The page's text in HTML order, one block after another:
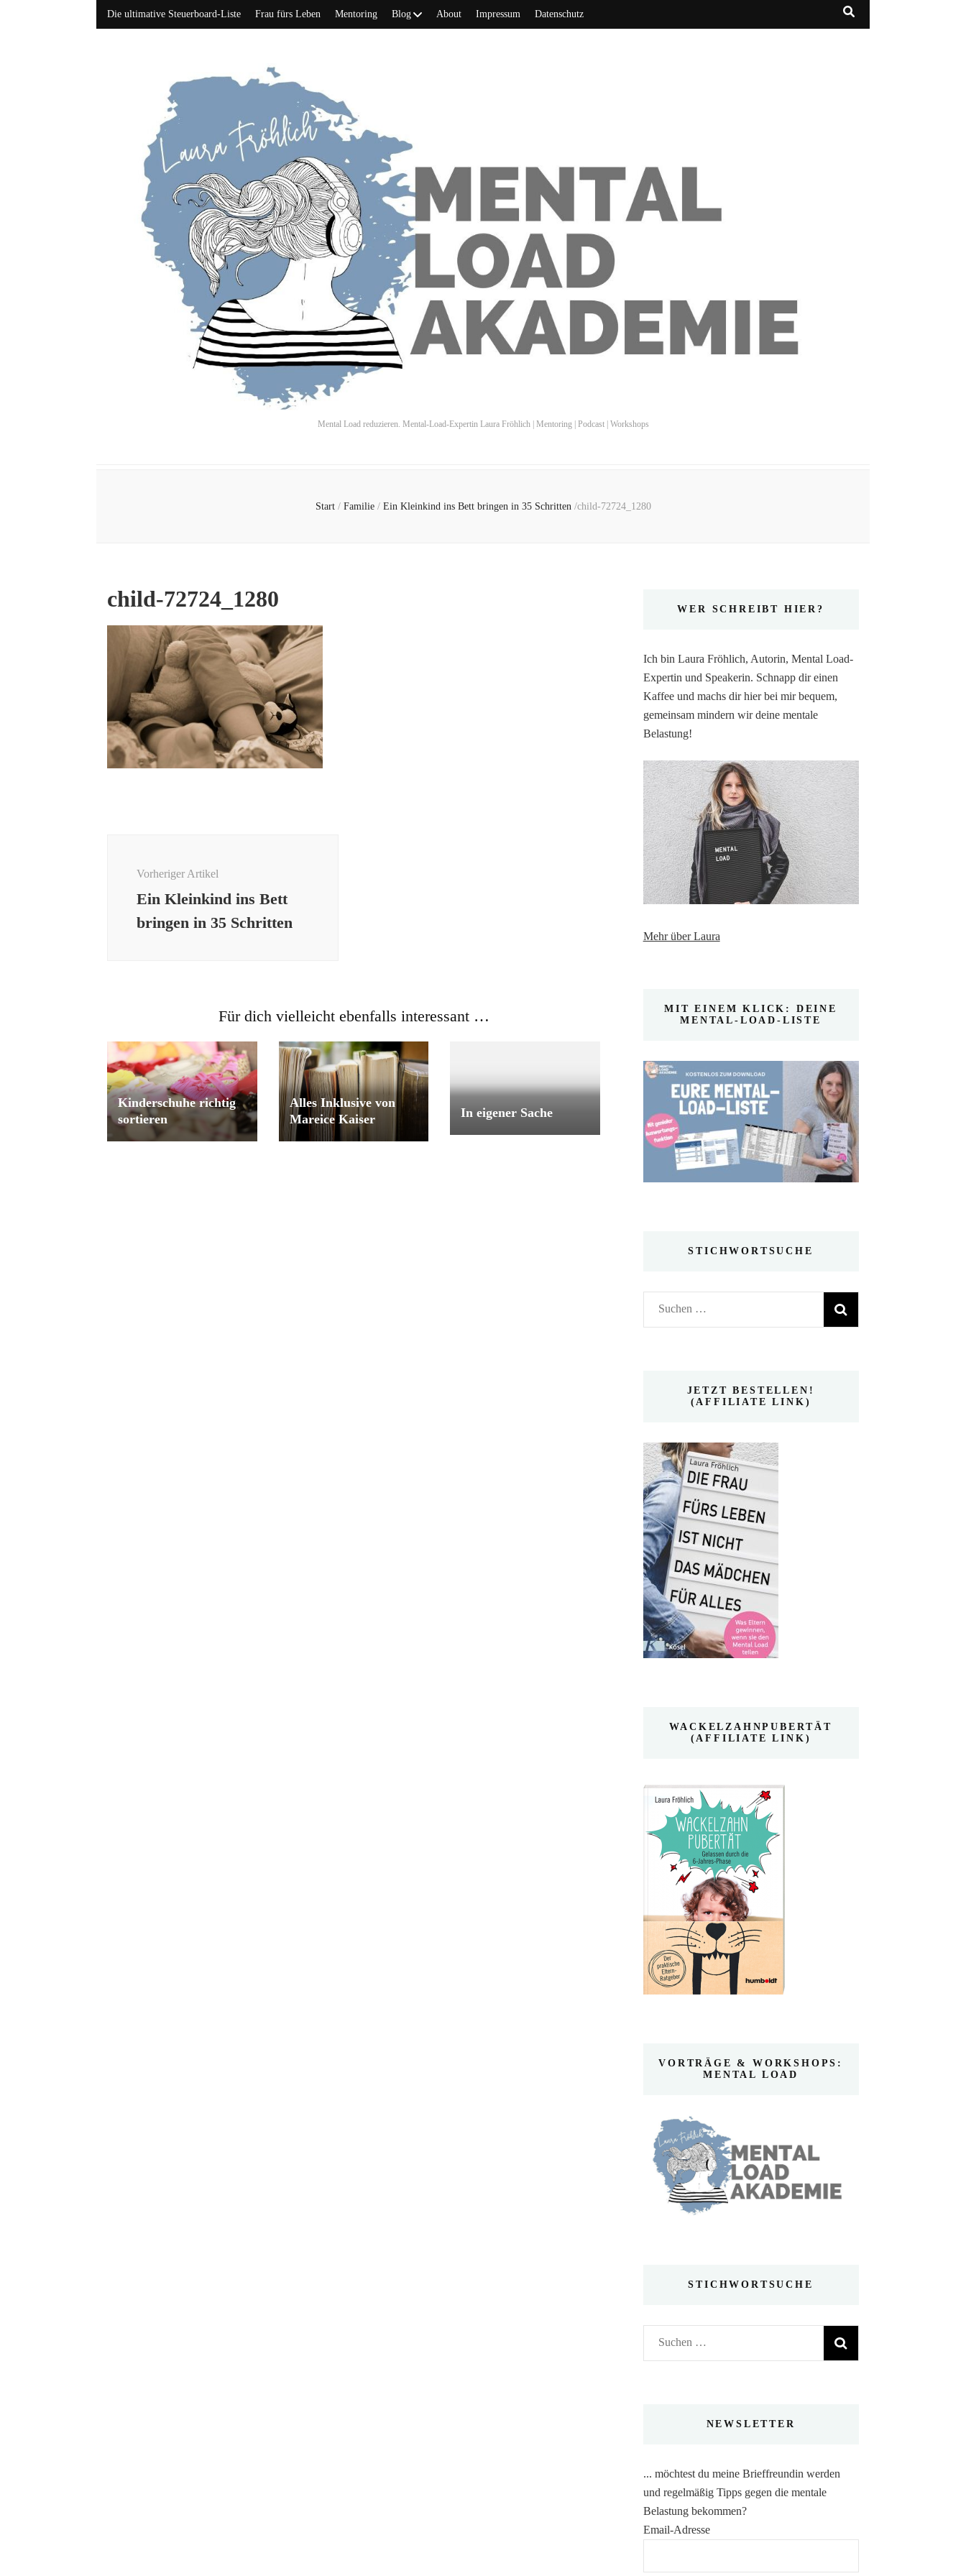
Die ultimative Steuerboard-Liste Frau fürs Leben Mentoring Blog About Impressum Datenschutz
Mental Load reduzieren. Mental-Load-Expertin Laura Fröhlich | Mentoring | Podcast | Workshops
Start / Familie / Ein Kleinkind ins Bett bringen in 35 Schritten /child-72724_1280
child-72724_1280
Vorheriger Artikel
Ein Kleinkind ins Bett
bringen in 35 Schritten
Für dich vielleicht ebenfalls interessant …
Kinderschuhe richtig
sortieren
Alles Inklusive von
Mareice Kaiser
In eigener Sache
WER SCHREIBT HIER?
Ich bin Laura Fröhlich, Autorin, Mental Load-
Expertin und Speakerin. Schnapp dir einen
Kaffee und machs dir hier bei mir bequem,
gemeinsam mindern wir deine mentale
Belastung!
Mehr über Laura
MIT EINEM KLICK: DEINE
MENTAL-LOAD-LISTE
STICHWORTSUCHE
Suchen
nach:
JETZT BESTELLEN!
(AFFILIATE LINK)
WACKELZAHNPUBERTÄT
(AFFILIATE LINK)
VORTRÄGE & WORKSHOPS:
MENTAL LOAD
STICHWORTSUCHE
Suchen
nach:
NEWSLETTER
... möchtest du meine Brieffreundin werden
und regelmäßig Tipps gegen die mentale
Belastung bekommen?
Email-Adresse